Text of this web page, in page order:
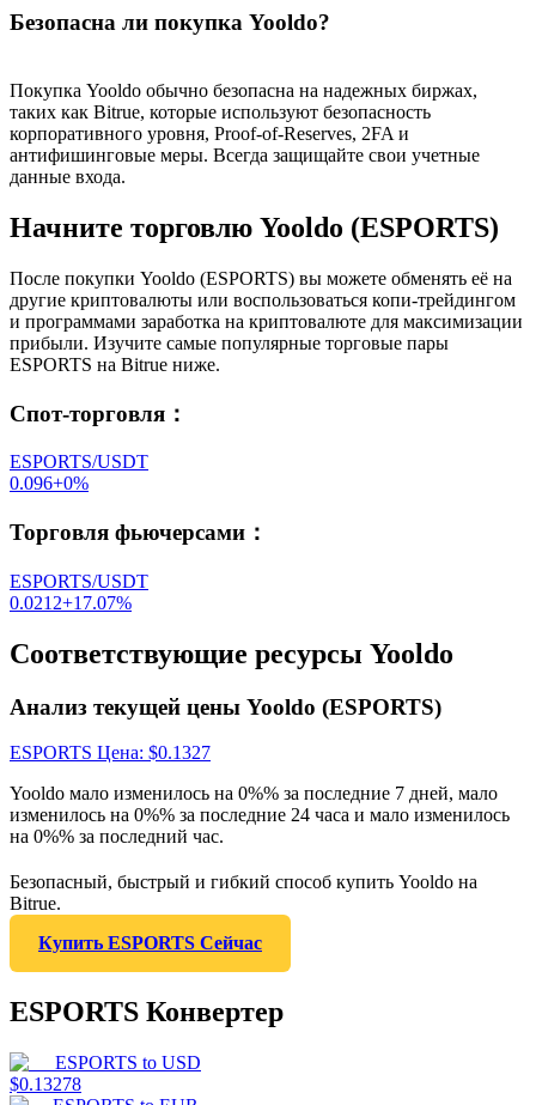
Безопасна ли покупка Yooldo?
Покупка Yooldo обычно безопасна на надежных биржах,
таких как Bitrue, которые используют безопасность
корпоративного уровня, Proof-of-Reserves, 2FA и
антифишинговые меры. Всегда защищайте свои учетные
данные входа.
Начните торговлю Yooldo (ESPORTS)
После покупки Yooldo (ESPORTS) вы можете обменять её на
другие криптовалюты или воспользоваться копи-трейдингом
и программами заработка на криптовалюте для максимизации
прибыли. Изучите самые популярные торговые пары
ESPORTS на Bitrue ниже.
Спот-торговля ：
ESPORTS/USDT
0.096+0%
Торговля фьючерсами ：
ESPORTS/USDT
0.0212+17.07%
Соответствующие ресурсы Yooldo
Анализ текущей цены Yooldo (ESPORTS)
ESPORTS Цена: $0.1327
Yooldo мало изменилось на 0%% за последние 7 дней, мало
изменилось на 0%% за последние 24 часа и мало изменилось
на 0%% за последний час.
Безопасный, быстрый и гибкий способ купить Yooldo на
Bitrue.
Купить ESPORTS Сейчас
ESPORTS Конвертер
ESPORTS to USD
$0.13278